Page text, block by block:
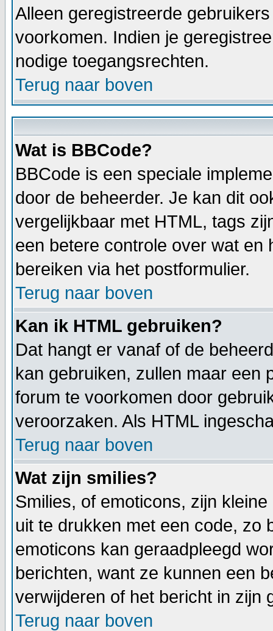
Alleen geregistreerde
voorkomen. Indien je
nodige toegangsrechten.
Terug naar boven
Wat is BBCode?
BBCode is een speciale
door de beheerder. Je kan dit
vergelijkbaar met HTML, tags
een betere controle over wat en
bereiken via het postformulier.
Terug naar boven
Kan ik HTML gebruiken?
Dat hangt er vanaf of de
kan gebruiken, zullen maar
forum te voorkomen door
veroorzaken. Als HTML
Terug naar boven
Wat zijn smilies?
Smilies, of emoticons, zijn
uit te drukken met een code, zo
emoticons kan geraadpleegd
berichten, want ze kunnen een
verwijderen of het bericht in zijn
Terug naar boven